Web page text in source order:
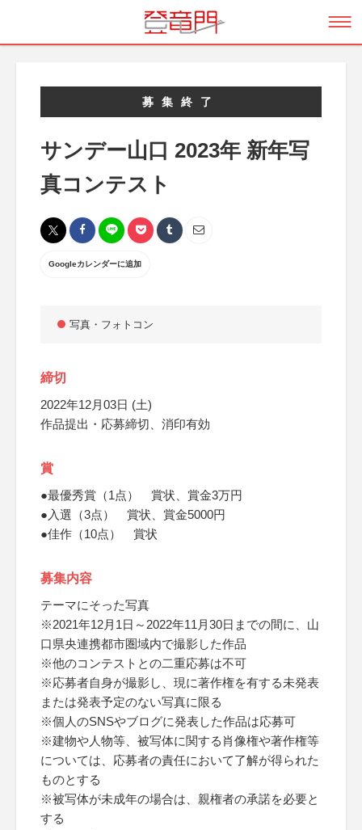
募集終了
サンデー山口 2023年 新年写
真コンテスト
Googleカレンダーに追加
写真・フォトコン
締切
2022年12月03日 (土)
作品提出・応募締切、消印有効
賞
●最優秀賞（1点） 賞状、賞金3万円
●入選（3点） 賞状、賞金5000円
●佳作（10点） 賞状
募集内容
テーマにそった写真
※2021年12月1日～2022年11月30日までの間に、山
口県央連携都市圏域内で撮影した作品
※他のコンテストとの二重応募は不可
※応募者自身が撮影し、現に著作権を有する未発表
または発表予定のない写真に限る
※個人のSNSやブログに発表した作品は応募可
※建物や人物等、被写体に関する肖像権や著作権等
については、応募者の責任において了解が得られた
ものとする
※被写体が未成年の場合は、親権者の承諾を必要と
する